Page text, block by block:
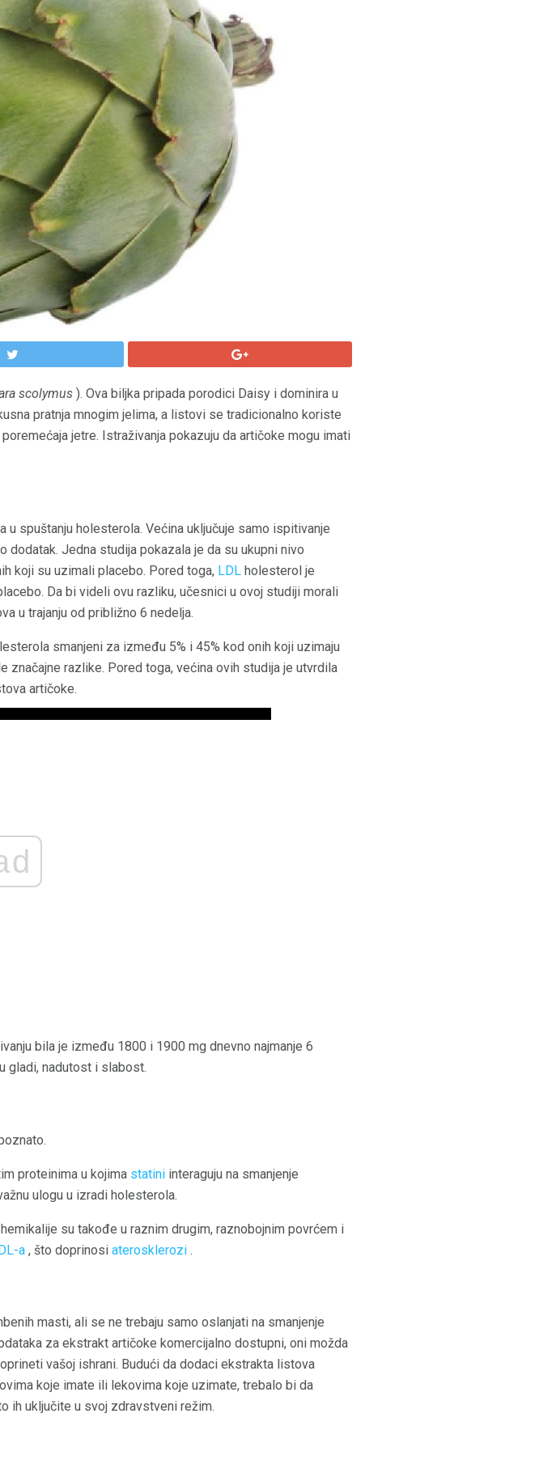
scolymus ). Ova biljka pripada porodici Daisy i dominira u
pratnja mnogim jelima, a listovi se tradicionalno koriste
jetre. Istraživanja pokazuju da artičoke mogu imati
spuštanju holesterola. Većina uključuje samo ispitivanje
Jedna studija pokazala je da su ukupni nivo
koji su uzimali placebo. Pored toga, LDL holesterol je
Da bi videli ovu razliku, učesnici u ovoj studiji morali
u trajanju od približno 6 nedelja.
smanjeni za između 5% i 45% kod onih koji uzimaju
razlike. Pored toga, većina ovih studija je utvrdila
artičoke.
bila je između 1800 i 1900 mg dnevno najmanje 6
gladi, nadutost i slabost.
proteinima u kojima statini interaguju na smanjenje
ulogu u izradi holesterola.
su takođe u raznim drugim, raznobojnim povrćem i
a , što doprinosi aterosklerozi .
masti, ali se ne trebaju samo oslanjati na smanjenje
za ekstrakt artičoke komercijalno dostupni, oni možda
vašoj ishrani. Budući da dodaci ekstrakta listova
koje imate ili lekovima koje uzimate, trebalo bi da
ih uključite u svoj zdravstveni režim.